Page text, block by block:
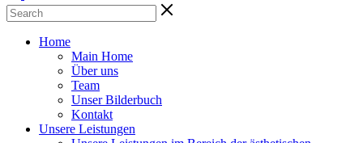
Home
Main Home
Über uns
Team
Unser Bilderbuch
Kontakt
Unsere Leistungen